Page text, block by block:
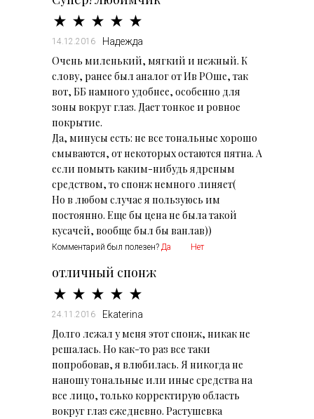
14.12.2016 Надежда
Очень миленький, мягкий и нежный. К
слову, ранее был аналог от Ив РОше, так
вот, ББ намного удобнее, особенно для
зоны вокруг глаз. Дает тонкое и ровное
покрытие.
Да, минусы есть: не все тональные хорошо
смываются, от некоторых остаются пятна. А
если помыть каким-нибудь ядреным
средством, то спонж немного линяет(
Но в любом случае я пользуюсь им
постоянно. Еще бы цена не была такой
кусачей, вообще был бы ванлав))
Комментарий был полезен? Да Нет
отличный спонж
24.11.2016 Ekaterina
Долго лежал у меня этот спонж, никак не
решалась. Но как-то раз все таки
попробовав, я влюбилась. Я никогда не
наношу тональные или иные средства на
все лицо, только корректирую область
вокруг глаз ежедневно. Растушевка